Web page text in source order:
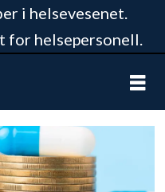
i helsevesenet.
for helsepersonell.